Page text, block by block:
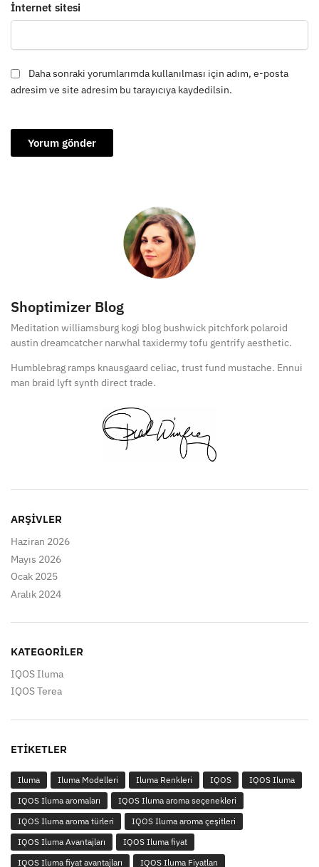
İnternet sitesi
Daha sonraki yorumlarımda kullanılması için adım, e-posta
adresim ve site adresim bu tarayıcıya kaydedilsin.
Shoptimizer Blog
Meditation williamsburg kogi blog bushwick pitchfork polaroid
austin dreamcatcher narwhal taxidermy tofu gentrify aesthetic.
Humblebrag ramps knausgaard celiac, trust fund mustache. Ennui
man braid lyft synth direct trade.
ARŞIVLER
Haziran 2026
Mayıs 2026
Ocak 2025
Aralık 2024
KATEGORILER
IQOS Iluma
IQOS Terea
ETIKETLER
Iluma Iluma Modelleri Iluma Renkleri IQOS
IQOS Iluma
IQOS Iluma aromaları
IQOS Iluma aroma seçenekleri
IQOS Iluma aroma türleri
IQOS Iluma aroma çeşitleri
IQOS Iluma Avantajları
IQOS Iluma fiyat
IQOS Iluma fiyat avantajları
IQOS Iluma Fiyatları